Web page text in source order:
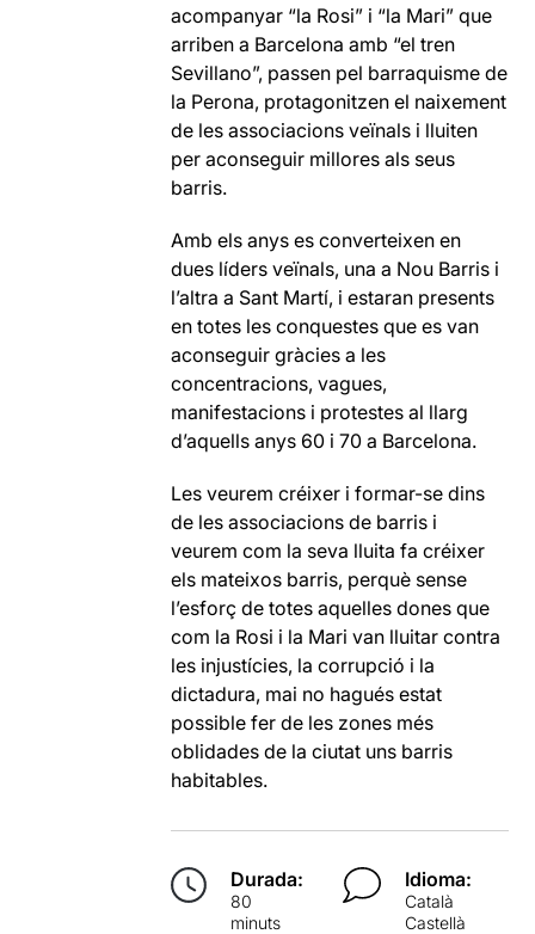
acompanyar “la Rosi” i “la Mari” que
arriben a Barcelona amb “el tren
Sevillano”, passen pel barraquisme de
la Perona, protagonitzen el naixement
de les associacions veïnals i lluiten
per aconseguir millores als seus
barris.
Amb els anys es converteixen en
dues líders veïnals, una a Nou Barris i
l’altra a Sant Martí, i estaran presents
en totes les conquestes que es van
aconseguir gràcies a les
concentracions, vagues,
manifestacions i protestes al llarg
d’aquells anys 60 i 70 a Barcelona.
Les veurem créixer i formar-se dins
de les associacions de barris i
veurem com la seva lluita fa créixer
els mateixos barris, perquè sense
l’esforç de totes aquelles dones que
com la Rosi i la Mari van lluitar contra
les injustícies, la corrupció i la
dictadura, mai no hagués estat
possible fer de les zones més
oblidades de la ciutat uns barris
habitables.
Durada:
80
minuts
Idioma:
Català
Castellà